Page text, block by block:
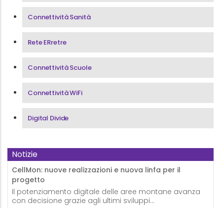
Connettività Sanità
Rete ERretre
Connettività Scuole
Connettività WiFi
Digital Divide
Notizie
CellMon: nuove realizzazioni e nuova linfa per il
progetto
Il potenziamento digitale delle aree montane avanza
con decisione grazie agli ultimi sviluppi…